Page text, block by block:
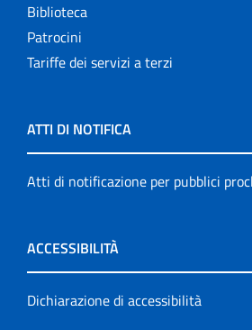
Biblioteca
Patrocini
Tariffe dei servizi a terzi
ATTI DI NOTIFICA
Atti di notificazione per pubblici
ACCESSIBILITÀ
Dichiarazione di accessibilità